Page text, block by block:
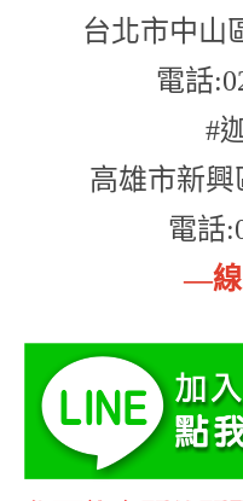
台北市中山
電話
#
高雄市新興
電話
—